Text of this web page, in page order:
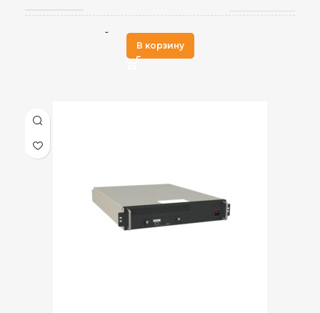
АЛГОРИТМ МАЙНИНГА
БЛОК ПИТАНИЯ
ДОБЫВАЕМЫЕ МОНЕТЫ
В корзину